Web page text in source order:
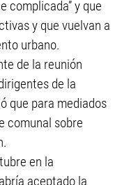
complicada” y que
y que vuelvan a
urbano.
de la reunión
de la
que para mediados
comunal sobre
en la
aceptado la